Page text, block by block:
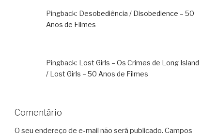
Pingback: Desobediência / Disobedience – 50
Anos de Filmes
Pingback: Lost Girls – Os Crimes de Long Island
/ Lost Girls – 50 Anos de Filmes
Comentário
O seu endereço de e-mail não será publicado. Campos